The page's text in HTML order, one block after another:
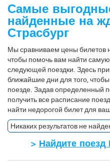
Самые
найденные на
Страсбург
Мы сравниваем цены билетов
чтобы помочь вам найти
следующей поездки. Здесь
ближайшие дни для того,
поезде. Задав определенный
получить все расписание
найти недорогой билет для
Никаких результатов не
> Найдите поезд